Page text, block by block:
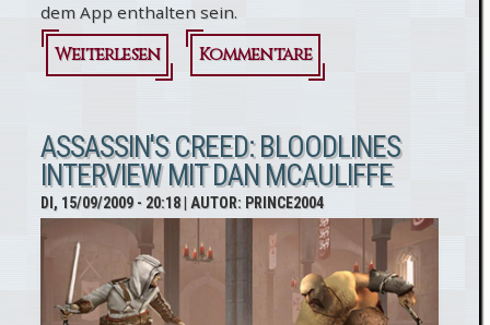
dem App enthalten sein.
Weiterlesen
über
Creed 2:
App für
iPhone
Kommentare
ASSASSIN'S CREED: BLOODLINES
INTERVIEW MIT DAN MCAULIFFE
DI, 15/09/2009 - 20:18| AUTOR: PRINCE2004